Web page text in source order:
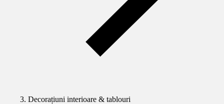
Decorațiuni interioare & tablouri